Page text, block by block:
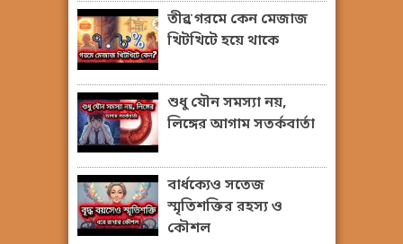
তীব্র গরমে কেন মেজাজ
খিটখিটে হয়ে থাকে
শুধু যৌন সমস্যা নয়,
লিঙ্গের আগাম সতর্কবার্তা
বার্ধক্যেও সতেজ
স্মৃতিশক্তির রহস্য ও
কৌশল